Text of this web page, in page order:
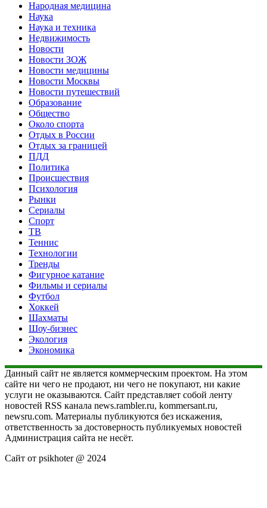
Народная медицина
Наука
Наука и техника
Недвижимость
Новости
Новости ЗОЖ
Новости медицины
Новости Москвы
Новости путешествий
Образование
Общество
Около спорта
Отдых в России
Отдых за границей
ПДД
Политика
Происшествия
Психология
Рынки
Сериалы
Спорт
ТВ
Теннис
Технологии
Тренды
Фигурное катание
Фильмы и сериалы
Футбол
Хоккей
Шахматы
Шоу-бизнес
Экология
Экономика
Данный сайт не является коммерческим проектом. На этом
сайте ни чего не продают, ни чего не покупают, ни какие
услуги не оказываются. Сайт представляет собой ленту
новостей RSS канала news.rambler.ru, kommersant.ru,
newsru.com. Материалы публикуются без искажения,
ответственность за достоверность публикуемых новостей
Администрация сайта не несёт.
Сайт от psikhoter @ 2024